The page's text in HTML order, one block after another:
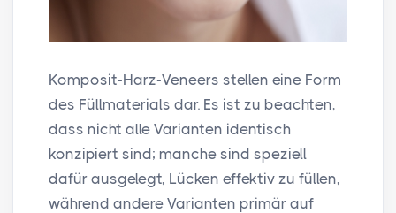
Komposit-Harz-Veneers stellen eine Form
des Füllmaterials dar. Es ist zu beachten,
dass nicht alle Varianten identisch
konzipiert sind; manche sind speziell
dafür ausgelegt, Lücken effektiv zu füllen,
während andere Varianten primär auf